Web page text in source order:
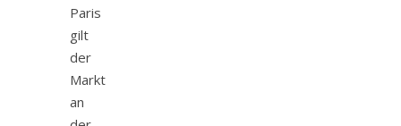
Paris
gilt
der
Markt
an